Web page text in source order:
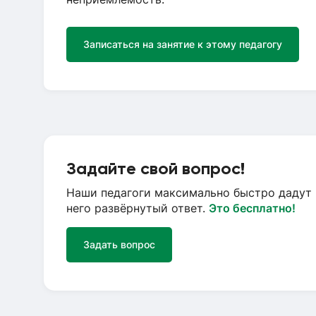
Записаться на занятие к этому педагогу
Задайте свой вопрос!
Наши педагоги максимально быстро дадут
него развёрнутый ответ. Это бесплатно!
Задать вопрос